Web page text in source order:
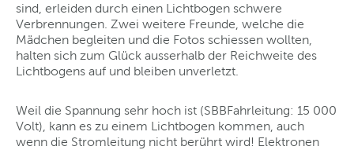
sind, erleiden durch einen Lichtbogen schwere
Verbrennungen. Zwei weitere Freunde, welche die
Mädchen begleiten und die Fotos schiessen wollten,
halten sich zum Glück ausserhalb der Reichweite des
Lichtbogens auf und bleiben unverletzt.
Weil die Spannung sehr hoch ist (SBBFahrleitung: 15 000
Volt), kann es zu einem Lichtbogen kommen, auch
wenn die Stromleitung nicht berührt wird! Elektronen